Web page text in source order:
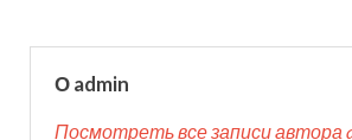
О admin
Посмотреть все записи автора